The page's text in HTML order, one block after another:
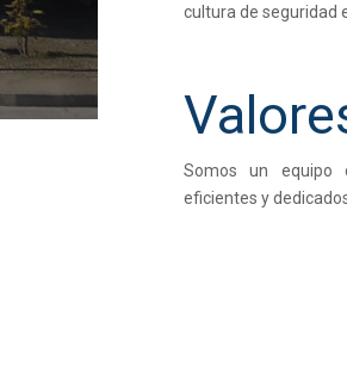
cultura de seguridad
Somos un equipo
eficientes y